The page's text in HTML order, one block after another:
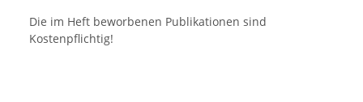
Die im Heft beworbenen Publikationen sind
Kostenpflichtig!